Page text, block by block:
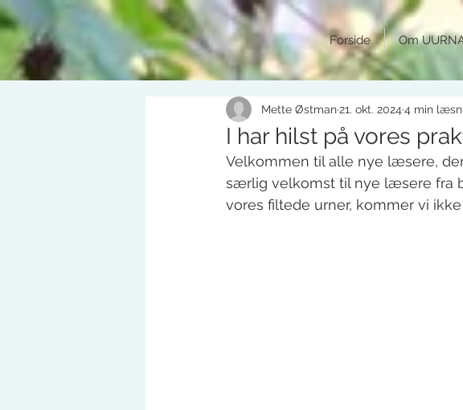
Forside Om
I har hilst på vores
Mette Østman21. okt. 2024 4 min
Velkommen til alle nye læsere,
særlig velkomst til nye læsere fra
vores filtede urner, kommer vi